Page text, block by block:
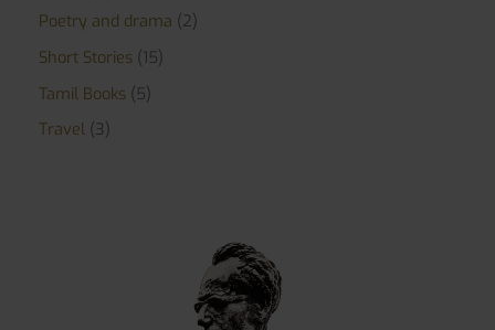
Poetry and drama 2
Short Stories 15
Tamil Books 5
Travel 3